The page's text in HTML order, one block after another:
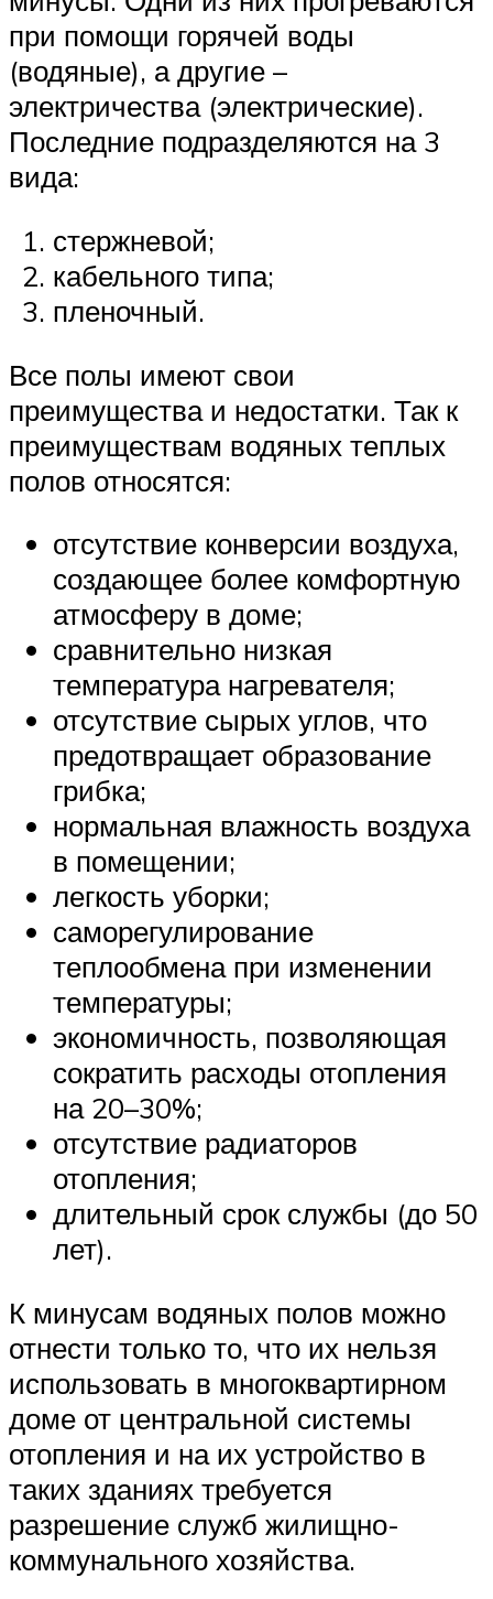
при помощи горячей воды
(водяные), а другие –
электричества (электрические).
Последние подразделяются на 3
вида:
стержневой;
кабельного типа;
пленочный.
Все полы имеют свои
преимущества и недостатки. Так к
преимуществам водяных теплых
полов относятся:
отсутствие конверсии воздуха,
создающее более комфортную
атмосферу в доме;
сравнительно низкая
температура нагревателя;
отсутствие сырых углов, что
предотвращает образование
грибка;
нормальная влажность воздуха
в помещении;
легкость уборки;
саморегулирование
теплообмена при изменении
температуры;
экономичность, позволяющая
сократить расходы отопления
на 20–30%;
отсутствие радиаторов
отопления;
длительный срок службы (до 50
лет).
К минусам водяных полов можно
отнести только то, что их нельзя
использовать в многоквартирном
доме от центральной системы
отопления и на их устройство в
таких зданиях требуется
разрешение служб жилищно-
коммунального хозяйства.